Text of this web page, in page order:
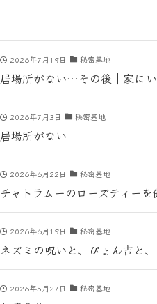
2026年7月19日 秘密基地
居場所がない…その後｜家に
2026年7月3日 秘密基地
居場所がない
2026年6月22日 秘密基地
チャトラムーのローズティー
2026年6月19日 秘密基地
ネズミの呪いと、ぴょん吉と
2026年5月27日 秘密基地